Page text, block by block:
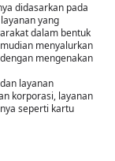
didasarkan pada
yang
dalam bentuk
menyalurkan
mengenakan
layanan
korporasi, layanan
seperti kartu